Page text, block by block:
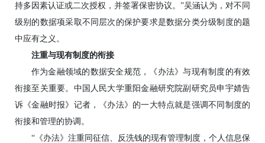
持多因素认证或二次授权，并签署保密协议。”吴涵认为，对不同
级别的数据项采取不同层次的保护要求是数据分类分级制度的题
中应有之义。
注重与现有制度的衔接
作为金融领域的数据安全规范，《办法》与现有制度的有效
衔接至关重要。中国人民大学重阳金融研究院副研究员申宇婧告
诉《金融时报》记者，《办法》的一大特点就是强调不同制度的
衔接和管理的协调。
“《办法》注重同征信、反洗钱的现有管理制度，个人信息保